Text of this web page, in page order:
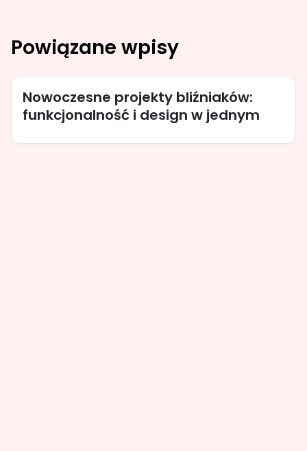
Powiązane wpisy
Nowoczesne projekty bliźniaków:
funkcjonalność i design w jednym